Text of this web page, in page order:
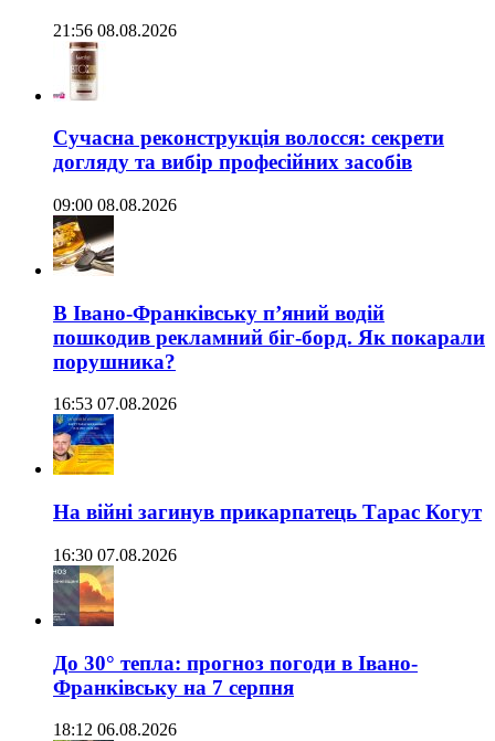
21:56 08.08.2026
Сучасна реконструкція волосся: секрети
догляду та вибір професійних засобів
09:00 08.08.2026
В Івано-Франківську п’яний водій
пошкодив рекламний біг-борд. Як покарали
порушника?
16:53 07.08.2026
На війні загинув прикарпатець Тарас Когут
16:30 07.08.2026
До 30° тепла: прогноз погоди в Івано-
Франківську на 7 серпня
18:12 06.08.2026